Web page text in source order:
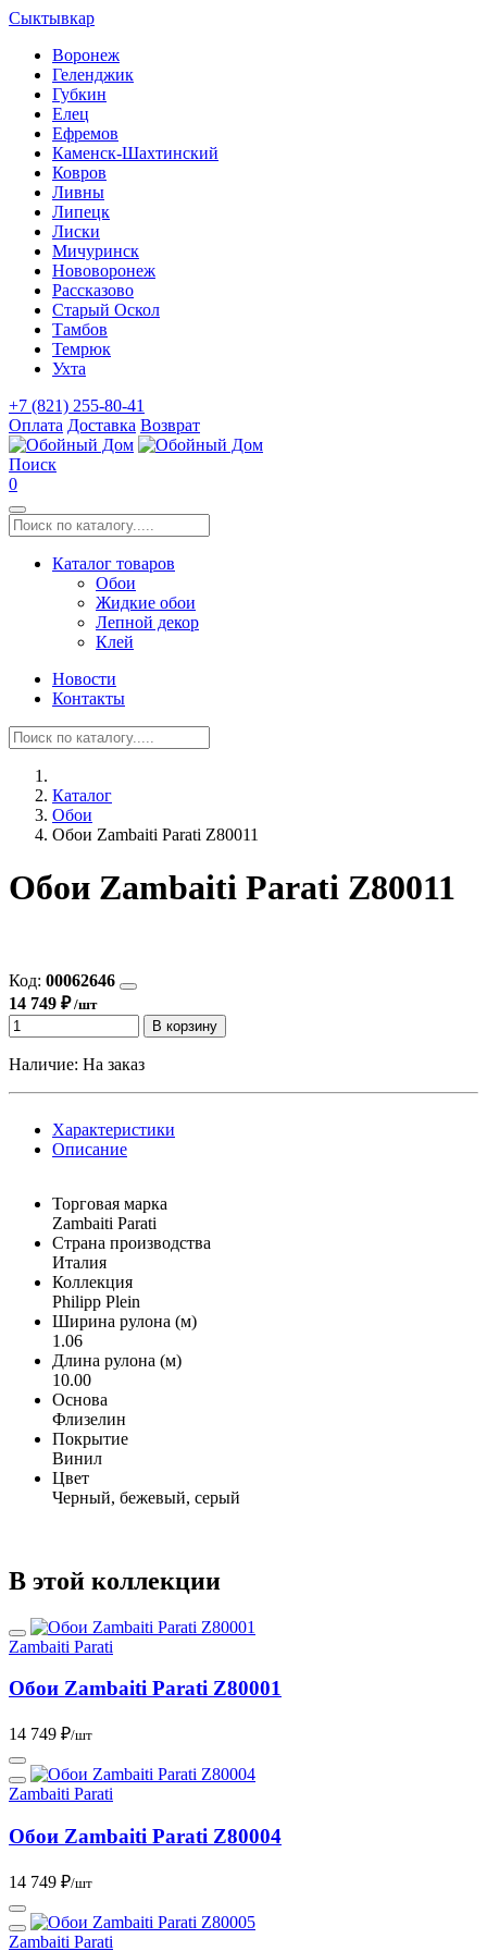
Сыктывкар
Воронеж
Геленджик
Губкин
Елец
Ефремов
Каменск-Шахтинский
Ковров
Ливны
Липецк
Лиски
Мичуринск
Нововоронеж
Рассказово
Старый Оскол
Тамбов
Темрюк
Ухта
+7 (821) 255-80-41
Оплата Доставка Возврат
Поиск
0
Каталог товаров
Обои
Жидкие обои
Лепной декор
Клей
Новости
Контакты
Каталог
Обои
Обои Zambaiti Parati Z80011
Обои Zambaiti Parati Z80011
Код: 00062646
14 749 ₽/шт
В корзину
Наличие: На заказ
Характеристики
Описание
Торговая марка
Zambaiti Parati
Страна производства
Италия
Коллекция
Philipp Plein
Ширина рулона (м)
1.06
Длина рулона (м)
10.00
Основа
Флизелин
Покрытие
Винил
Цвет
Черный, бежевый, серый
В этой коллекции
Zambaiti Parati
Обои Zambaiti Parati Z80001
14 749 ₽/шт
Zambaiti Parati
Обои Zambaiti Parati Z80004
14 749 ₽/шт
Zambaiti Parati